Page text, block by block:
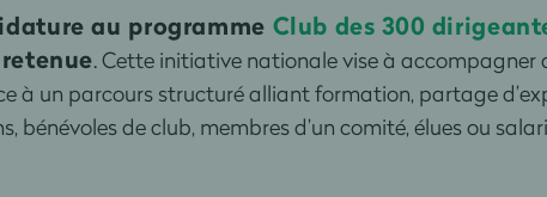
au programme Club des 300
. Cette initiative nationale vise à accompagner
à un parcours structuré alliant formation, partage
bénévoles de club, membres d’un comité, élues ou